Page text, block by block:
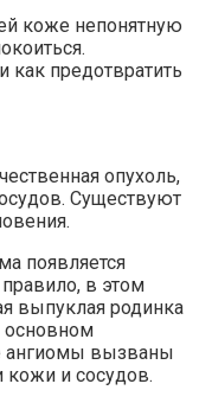
коже непонятную
как предотвратить
опухоль,
Существуют
появляется
в этом
выпуклая родинка
основном
ангиомы вызваны
кожи и сосудов.